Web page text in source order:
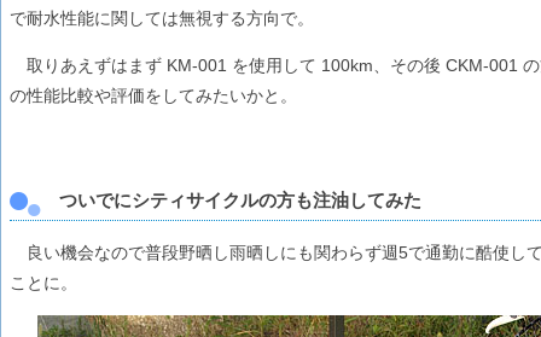
で耐水性能に関しては無視する方向で。
取りあえずはまず KM-001 を使用して 100km、その後 CKM-001
の性能比較や評価をしてみたいかと。
ついでにシティサイクルの方も注油してみた
良い機会なので普段野晒し雨晒しにも関わらず週5で通勤に酷使し
ことに。